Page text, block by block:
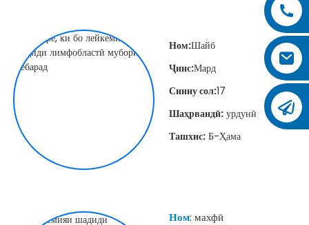
Ном:Шайб
Ҷинс:Мард
Синну сол:17
Шаҳрвандӣ:урдунӣ
Ташхис:Б-Ҳама
Ном: махфӣ